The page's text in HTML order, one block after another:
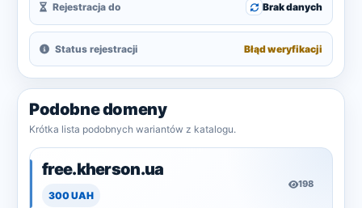
Rejestracja do Brak danych
Status rejestracji Błąd weryfikacji
Podobne domeny
Krótka lista podobnych wariantów z katalogu.
free.kherson.ua
300 UAH
198